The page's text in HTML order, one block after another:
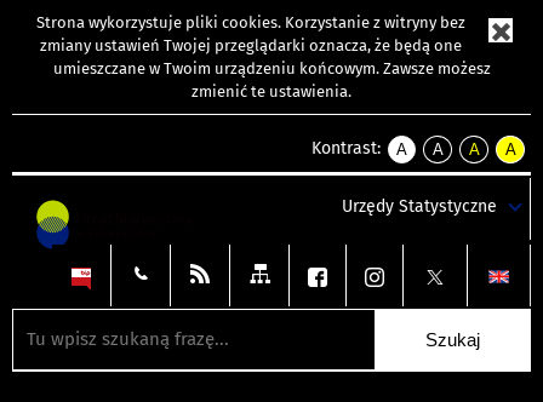
Strona wykorzystuje pliki cookies. Korzystanie z witryny bez
zmiany ustawień Twojej przeglądarki oznacza, że będą one
umieszczane w Twoim urządzeniu końcowym. Zawsze możesz
zmienić te ustawienia.
Kontrast:
A
kontrast
A
kontrast
tekst
czarnym
A
kontrast
tekst
czarnym
A
tekst
żółtym
Urzędy Statystyczne